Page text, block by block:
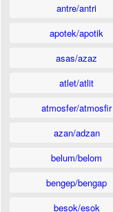
antre/antri
apotek/apotik
asas/azaz
atlet/atlit
atmosfer/atmosfir
azan/adzan
belum/belom
bengep/bengap
besok/esok